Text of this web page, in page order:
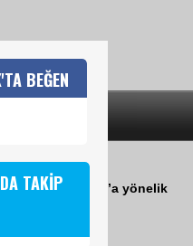
Donald Trump’a yönelik
Çarşamba 11:25
BEĞEN
TAKİP